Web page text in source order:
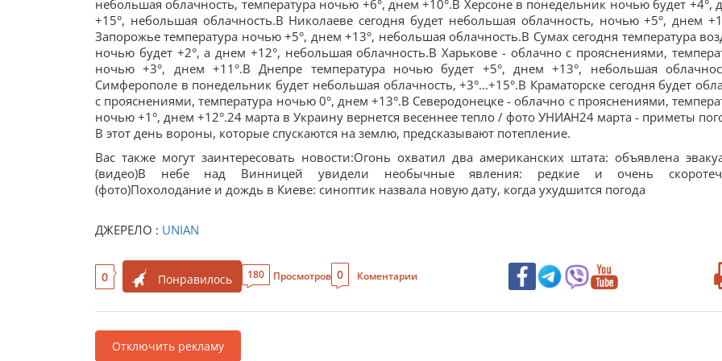
небольшая облачность, температура ночью +6°, днем +10°.В Херсоне в понедельник ночью будет +4°,
+15°, небольшая облачность.В Николаеве сегодня будет небольшая облачность, ночью +5°, днем
Запорожье температура ночью +5°, днем +13°, небольшая облачность.В Сумах сегодня температура
ночью будет +2°, а днем +12°, небольшая облачность.В Харькове - облачно с прояснениями,
ночью +3°, днем +11°.В Днепре температура ночью будет +5°, днем +13°, небольшая
Симферополе в понедельник будет небольшая облачность, +3°...+15°.В Краматорске сегодня будет
с прояснениями, температура ночью 0°, днем +13°.В Северодонецке - облачно с прояснениями,
ночью +1°, днем +12°.24 марта в Украину вернется весеннее тепло / фото УНИАН24 марта - приметы
В этот день вороны, которые спускаются на землю, предсказывают потепление.
Вас также могут заинтересовать новости:Огонь охватил два американских штата: объявлена
(видео)В небе над Винницей увидели необычные явления: редкие и очень
(фото)Похолодание и дождь в Киеве: синоптик назвала новую дату, когда ухудшится погода
ДЖЕРЕЛО : UNIAN
0 Понравилось 180 Просмотров 0 Коментарии
Отключить рекламу